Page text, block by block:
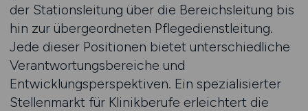
der Stationsleitung über die Bereichsleitung bis
hin zur übergeordneten Pflegedienstleitung.
Jede dieser Positionen bietet unterschiedliche
Verantwortungsbereiche und
Entwicklungsperspektiven. Ein spezialisierter
Stellenmarkt für Klinikberufe erleichtert die